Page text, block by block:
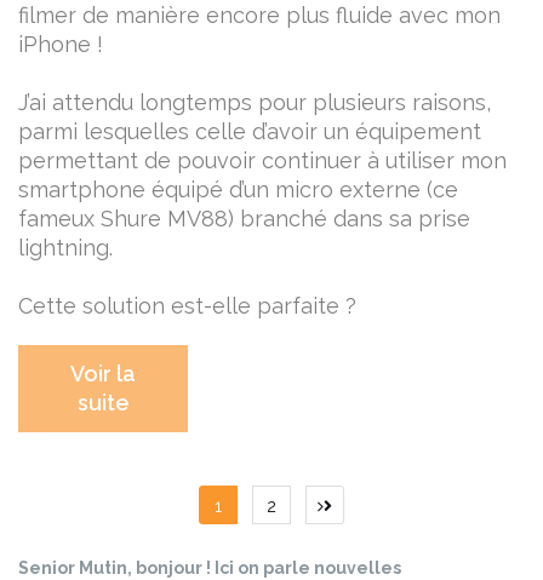
filmer de manière encore plus fluide avec mon
iPhone !
J’ai attendu longtemps pour plusieurs raisons,
parmi lesquelles celle d’avoir un équipement
permettant de pouvoir continuer à utiliser mon
smartphone équipé d’un micro externe (ce
fameux Shure MV88) branché dans sa prise
lightning.
Cette solution est-elle parfaite ?
Voir la
suite
Pagination
des
1 2
Senior Mutin, bonjour ! Ici on parle nouvelles